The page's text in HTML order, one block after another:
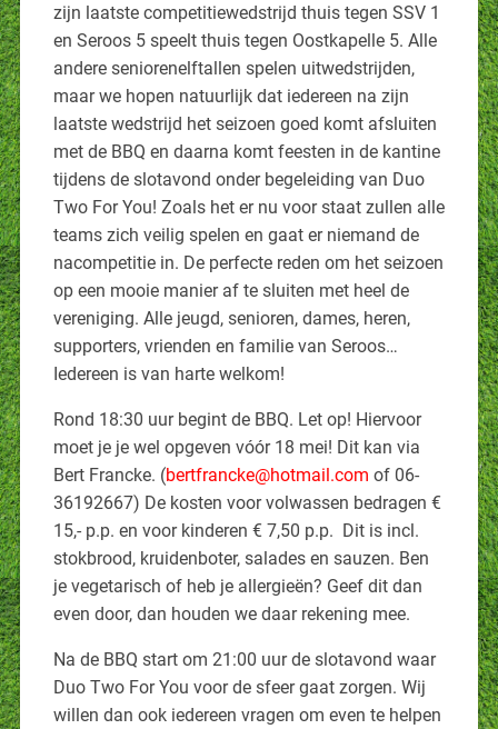
zijn laatste competitiewedstrijd thuis tegen SSV 1
en Seroos 5 speelt thuis tegen Oostkapelle 5. Alle
andere seniorenelftallen spelen uitwedstrijden,
maar we hopen natuurlijk dat iedereen na zijn
laatste wedstrijd het seizoen goed komt afsluiten
met de BBQ en daarna komt feesten in de kantine
tijdens de slotavond onder begeleiding van Duo
Two For You! Zoals het er nu voor staat zullen alle
teams zich veilig spelen en gaat er niemand de
nacompetitie in. De perfecte reden om het seizoen
op een mooie manier af te sluiten met heel de
vereniging. Alle jeugd, senioren, dames, heren,
supporters, vrienden en familie van Seroos…
Iedereen is van harte welkom!
Rond 18:30 uur begint de BBQ. Let op! Hiervoor
moet je je wel opgeven vóór 18 mei! Dit kan via
Bert Francke. (bertfrancke@hotmail.com of 06-
36192667) De kosten voor volwassen bedragen €
15,- p.p. en voor kinderen € 7,50 p.p. Dit is incl.
stokbrood, kruidenboter, salades en sauzen. Ben
je vegetarisch of heb je allergieën? Geef dit dan
even door, dan houden we daar rekening mee.
Na de BBQ start om 21:00 uur de slotavond waar
Duo Two For You voor de sfeer gaat zorgen. Wij
willen dan ook iedereen vragen om even te helpen